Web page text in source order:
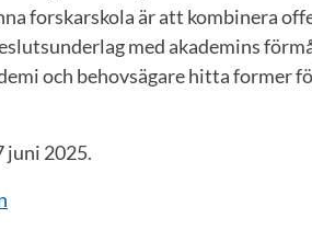
forskarskola är att kombinera
med akademins
och behovsägare hitta former
juni 2025.